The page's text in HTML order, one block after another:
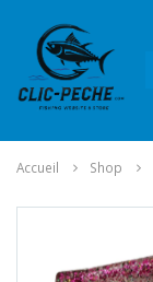
Accueil Shop